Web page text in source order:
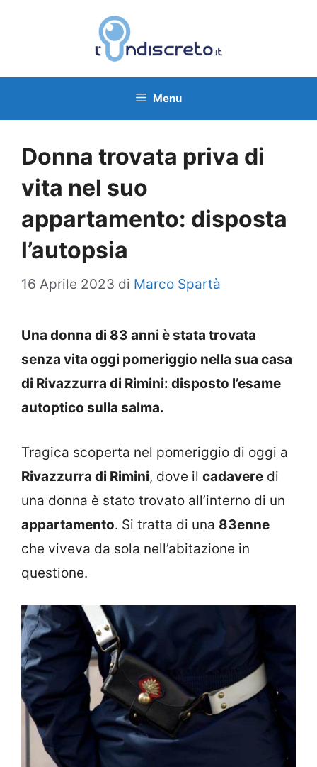
Menu
Donna trovata priva di
vita nel suo
appartamento: disposta
l’autopsia
16 Aprile 2023 di Marco Spartà
Una donna di 83 anni è stata trovata
senza vita oggi pomeriggio nella sua casa
di Rivazzurra di Rimini: disposto l’esame
autoptico sulla salma.
Tragica scoperta nel pomeriggio di oggi a
Rivazzurra di Rimini, dove il cadavere di
una donna è stato trovato all’interno di un
appartamento. Si tratta di una 83enne
che viveva da sola nell’abitazione in
questione.